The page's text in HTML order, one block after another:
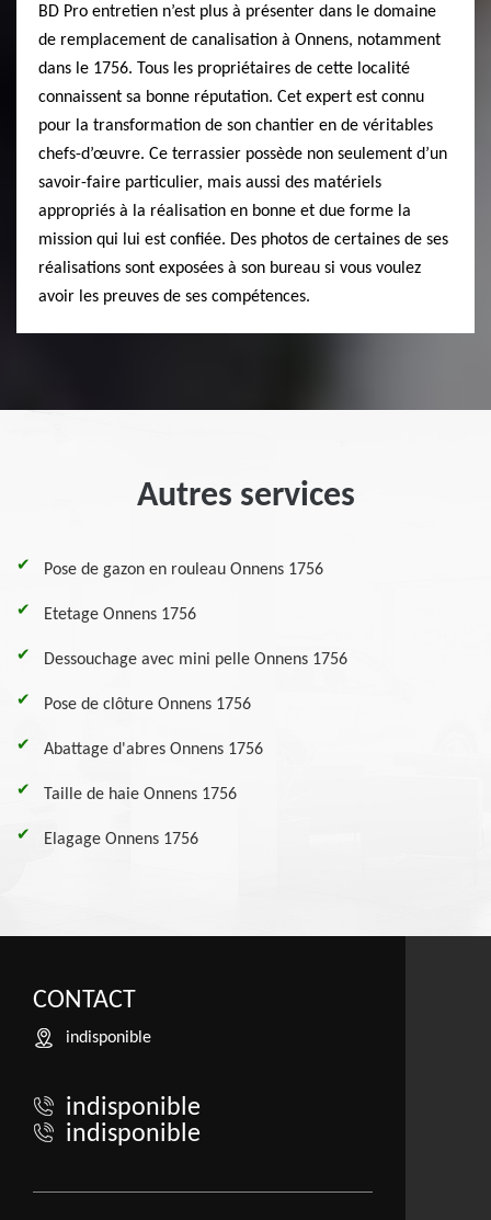
BD Pro entretien n’est plus à présenter dans le domaine
de remplacement de canalisation à Onnens, notamment
dans le 1756. Tous les propriétaires de cette localité
connaissent sa bonne réputation. Cet expert est connu
pour la transformation de son chantier en de véritables
chefs-d’œuvre. Ce terrassier possède non seulement d’un
savoir-faire particulier, mais aussi des matériels
appropriés à la réalisation en bonne et due forme la
mission qui lui est confiée. Des photos de certaines de ses
réalisations sont exposées à son bureau si vous voulez
avoir les preuves de ses compétences.
Autres services
Pose de gazon en rouleau Onnens 1756
Etetage Onnens 1756
Dessouchage avec mini pelle Onnens 1756
Pose de clôture Onnens 1756
Abattage d'abres Onnens 1756
Taille de haie Onnens 1756
Elagage Onnens 1756
CONTACT
indisponible
indisponible
indisponible